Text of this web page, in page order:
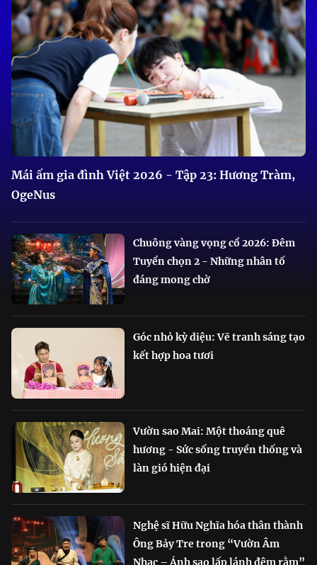
Mái ấm gia đình Việt 2026 - Tập 23: Hương Tràm,
OgeNus
Chuông vàng vọng cổ 2026: Đêm
Tuyển chọn 2 - Những nhân tố
đáng mong chờ
Góc nhỏ kỳ diệu: Vẽ tranh sáng tạo
kết hợp hoa tươi
Vườn sao Mai: Một thoáng quê
hương - Sức sống truyền thống và
làn gió hiện đại
Nghệ sĩ Hữu Nghĩa hóa thân thành
Ông Bảy Tre trong “Vườn Âm
Nhạc – Ánh sao lấp lánh đêm rằm”